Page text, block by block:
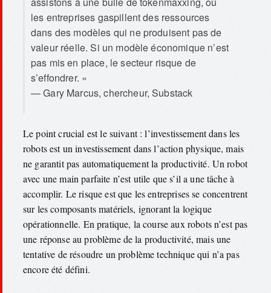
les entreprises gaspillent des ressources
dans des modèles qui ne produisent pas de
valeur réelle. Si un modèle économique n’est
pas mis en place, le secteur risque de
s’effondrer. »
— Gary Marcus, chercheur, Substack
Le point crucial est le suivant : l’investissement dans les
robots est un investissement dans l’action physique, mais
ne garantit pas automatiquement la productivité. Un robot
avec une main parfaite n’est utile que s’il a une tâche à
accomplir. Le risque est que les entreprises se concentrent
sur les composants matériels, ignorant la logique
opérationnelle. En pratique, la course aux robots n’est pas
une réponse au problème de la productivité, mais une
tentative de résoudre un problème technique qui n’a pas
encore été défini.